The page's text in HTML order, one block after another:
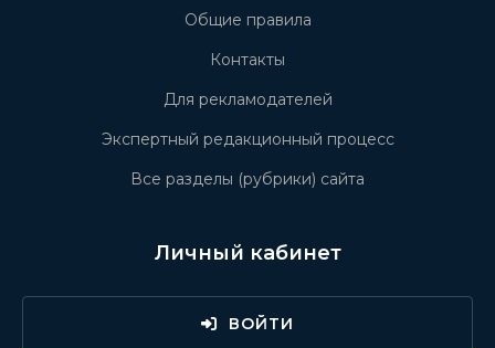
Общие правила
Контакты
Для рекламодателей
Экспертный редакционный процесс
Все разделы (рубрики) сайта
Личный кабинет
ВОЙТИ